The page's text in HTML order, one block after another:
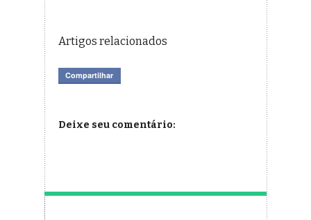
Artigos relacionados
Compartilhar
Deixe seu comentário: